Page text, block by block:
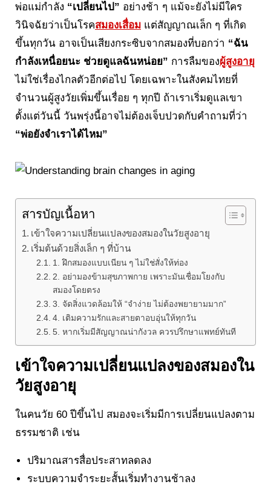
พ่อแม่กำลัง “เปลี่ยนไป” อย่างช้า ๆ แม้จะยังไม่มีใคร
วินิจฉัยว่าเป็นโรคสมองเสื่อม แต่สัญญาณเล็ก ๆ ที่เกิด
ขึ้นทุกวัน อาจเป็นเสียงกระซิบจากสมองที่บอกว่า “ฉัน
กำลังเหนื่อยนะ ช่วยดูแลฉันหน่อย” การลืมของผู้สูงอายุ
ไม่ใช่เรื่องไกลตัวอีกต่อไป โดยเฉพาะในสังคมไทยที่
จำนวนผู้สูงวัยเพิ่มขึ้นเรื่อย ๆ ทุกปี ถ้าเราเริ่มดูแลเขา
ตั้งแต่วันนี้ วันพรุ่งนี้อาจไม่ต้องเจ็บปวดกับคำถามที่ว่า
“พ่อยังจำเราได้ไหม”
สารบัญเนื้อหา
เข้าใจความเปลี่ยนแปลงของสมองในวัยสูงอายุ
เริ่มต้นด้วยสิ่งเล็ก ๆ ที่บ้าน
1. ฝึกสมองแบบเนียน ๆ ไม่ใช่สั่งให้ท่อง
2. อย่ามองข้ามสุขภาพกาย เพราะมันเชื่อมโยงกับ
สมองโดยตรง
3. จัดสิ่งแวดล้อมให้ “จำง่าย ไม่ต้องพยายามมาก”
4. เติมความรักและสายตาอบอุ่นให้ทุกวัน
5. หากเริ่มมีสัญญาณน่ากังวล ควรปรึกษาแพทย์ทันที
เข้าใจความเปลี่ยนแปลงของสมองใน
วัยสูงอายุ
ในคนวัย 60 ปีขึ้นไป สมองจะเริ่มมีการเปลี่ยนแปลงตาม
ธรรมชาติ เช่น
ปริมาณสารสื่อประสาทลดลง
ระบบความจำระยะสั้นเริ่มทำงานช้าลง